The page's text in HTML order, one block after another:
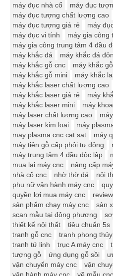
máy đục nhà cổ
máy đục
máy đục tượng chất lượng cao
máy đục tượng giá rẻ
máy
máy đục vi tính
máy gia công
máy gia công trung tâm 4 đầu
máy khắc đá
máy khắc đá
máy khắc gỗ cnc
máy khắc
máy khắc gỗ mini
máy khắc
máy khắc laser chất lượng cao
máy khắc laser giá rẻ
máy
máy khắc laser mini
máy
máy laser chất lượng cao
máy laser kim loại
máy
may plasma cnc cat sat
máy
máy tiện gỗ cấp phôi tự động
máy trung tâm 4 đầu độc lập
mua lại máy cnc
nâng cấp
nhà cổ cnc
nhờ thờ đá nội
phụ nữ vận hành máy cnc
quyền lợi mua máy cnc
sản phẩm chạy máy cnc
sản
scan mẫu tại đông phương
thiết kế nội thất
tiêu chuẩn 5s
tranh gỗ cnc
tranh phong thủy
tranh tứ linh
trục A máy cnc
tượng gỗ
ứng dụng gỗ sồi
vận chuyển máy cnc
vận